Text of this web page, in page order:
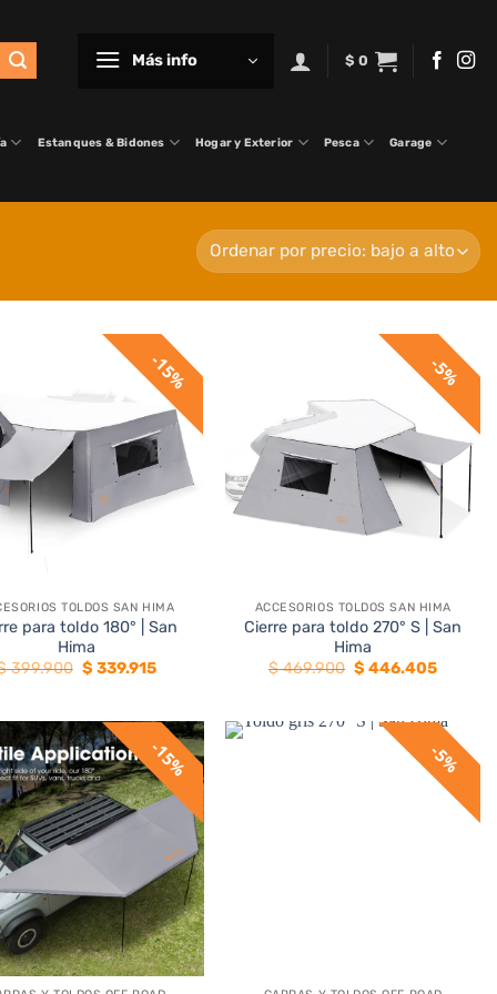
Más info $ 0
Estanques & Bidones Hogar y Exterior Pesca Garage
15%
TOLDOS SAN HIMA
para toldo 180° | San
Hima
399.900 El
$ 399.900.
$ 339.915El
$ 339.915.
5%
ACCESORIOS TOLDOS SAN HIMA
Cierre para toldo 270° S | San
Hima
$469.900 El
$ 469.900.
$ 446.405El
$
15% 5%